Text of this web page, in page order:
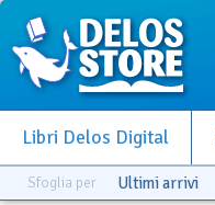
Libri Delos Digital
Sfoglia per Ultimi arrivi